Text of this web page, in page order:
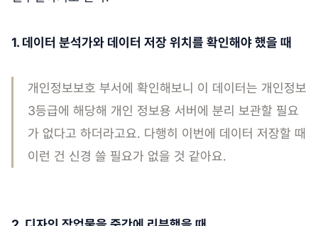
1. 데이터 분석가와 데이터 저장 위치를 확인해야 했을 때
개인정보보호 부서에 확인해보니 이 데이터는 개인정보
3등급에 해당해 개인 정보용 서버에 분리 보관할 필요
가 없다고 하더라고요. 다행히 이번에 데이터 저장할 때
이런 건 신경 쓸 필요가 없을 것 같아요.